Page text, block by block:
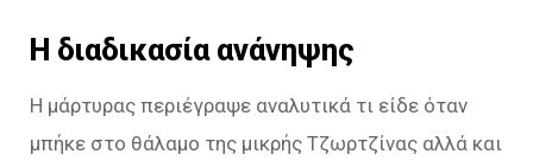
Η διαδικασία ανάνηψης
Η μάρτυρας περιέγραψε αναλυτικά τι είδε όταν
μπήκε στο θάλαμο της μικρής Τζωρτζίνας αλλά και